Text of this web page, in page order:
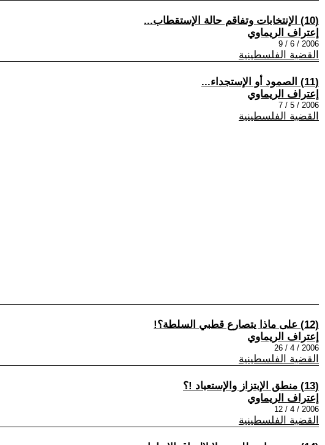
(10) الإنتخابات وتفاقم حالة الإستقطاب...
إعتراف الريماوي
2006 / 6 / 9
القضية الفلسطينية
(11) الصمود أو الإستجداء...
إعتراف الريماوي
2006 / 5 / 7
القضية الفلسطينية
(12) على ماذا يتصارع قطبي السلطة؟!
إعتراف الريماوي
2006 / 4 / 26
القضية الفلسطينية
(13) منطق الإبتزاز والإستعباد !؟
إعتراف الريماوي
2006 / 4 / 12
القضية الفلسطينية